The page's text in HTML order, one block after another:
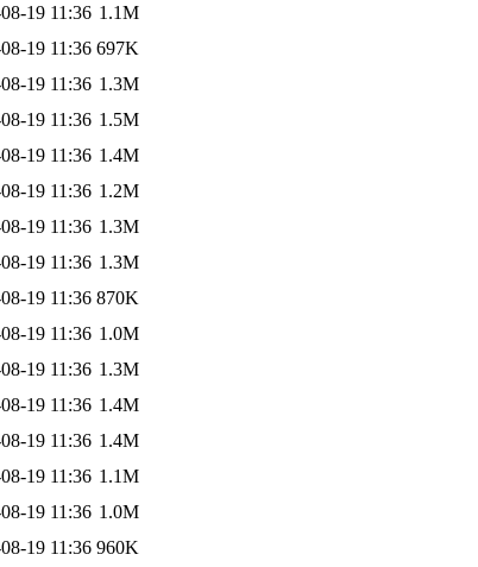
19 11:36 1.1M
19 11:36 697K
19 11:36 1.3M
19 11:36 1.5M
19 11:36 1.4M
19 11:36 1.2M
19 11:36 1.3M
19 11:36 1.3M
19 11:36 870K
19 11:36 1.0M
19 11:36 1.3M
19 11:36 1.4M
19 11:36 1.4M
19 11:36 1.1M
19 11:36 1.0M
19 11:36 960K